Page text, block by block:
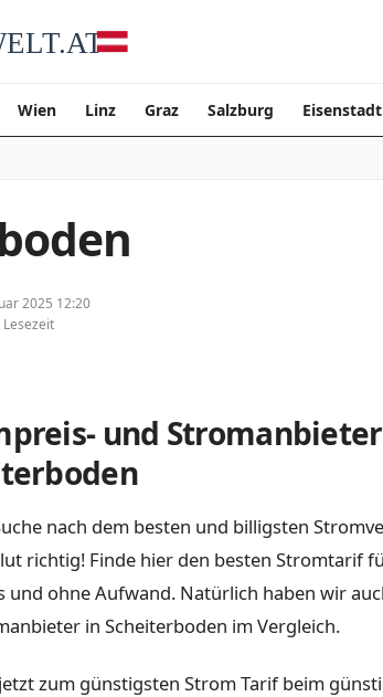
Wien Linz Graz Salzburg Eisenstadt
2025 12:20
und
nach dem besten und billigsten
richtig! Finde hier den besten Stromtarif
und ohne Aufwand. Natürlich haben wir
in Scheiterboden im Vergleich.
zum günstigsten Strom Tarif beim